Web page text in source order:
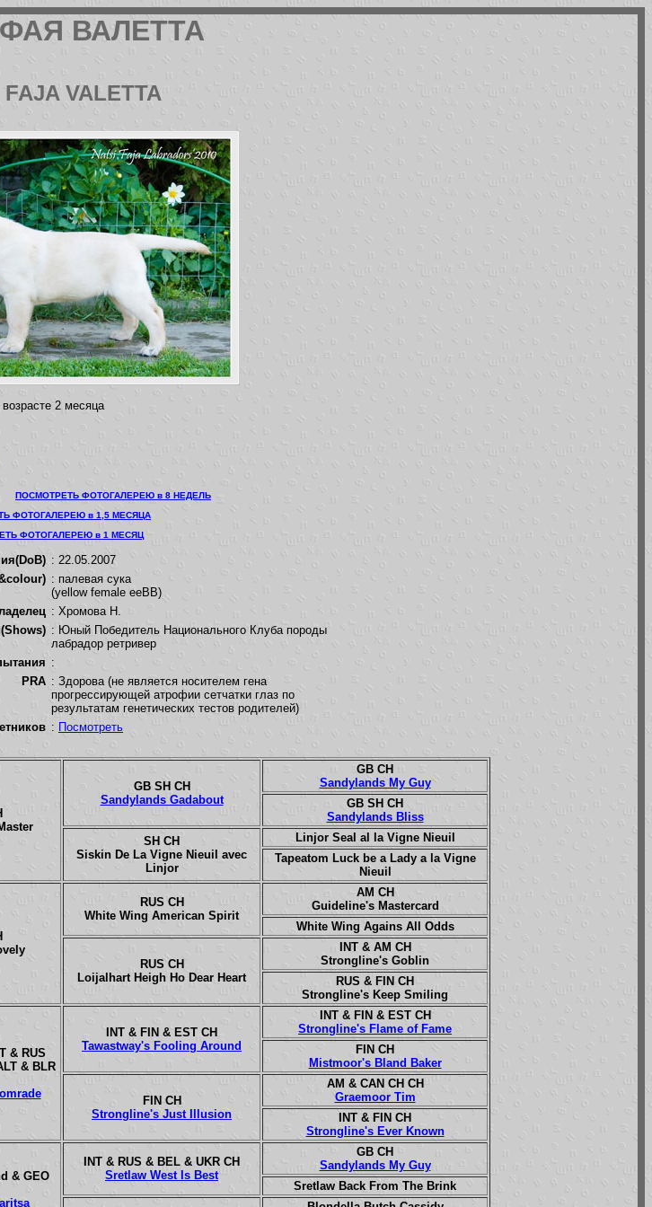
ВАЛЕТТА
FAJA VALETTA
возрасте 2 месяца
ПОСМОТРЕТЬ ФОТОГАЛЕРЕЮ в 8 НЕДЕЛЬ
ФОТОГАЛЕРЕЮ в 1,5 МЕСЯЦА
ФОТОГАЛЕРЕЮ в 1 МЕСЯЦ
: 22.05.2007
: палевая сука
(yellow female eeBB)
: Хромова Н.
: Юный Победитель Национального Клуба породы
лабрадор ретривер
:
PRA : Здорова (не является носителем гена
прогрессирующей атрофии сетчатки глаз по
результатам генетических тестов родителей)
: Посмотреть
GB SH CH
Sandylands Gadabout
GB CH
Sandylands My Guy
GB SH CH
Sandylands Bliss
SH CH
Siskin De La Vigne Nieuil avec
Linjor
Linjor Seal al la Vigne Nieuil
Tapeatom Luck be a Lady a la Vigne
Nieuil
RUS CH
White Wing American Spirit
AM CH
Guideline's Mastercard
White Wing Agains All Odds
RUS CH
Loijalhart Heigh Ho Dear Heart
INT & AM CH
Strongline's Goblin
RUS & FIN CH
Strongline's Keep Smiling
& RUS
& BLR
INT & FIN & EST CH
Tawastway's Fooling Around
INT & FIN & EST CH
Strongline's Flame of Fame
FIN CH
Mistmoor's Bland Baker
FIN CH
Strongline's Just Illusion
AM & CAN CH CH
Graemoor Tim
INT & FIN CH
Strongline's Ever Known
& GEO
INT & RUS & BEL & UKR CH
Sretlaw West Is Best
GB CH
Sandylands My Guy
Sretlaw Back From The Brink